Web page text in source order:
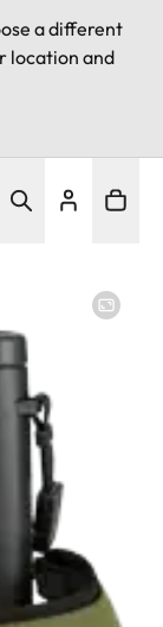
a different
location and